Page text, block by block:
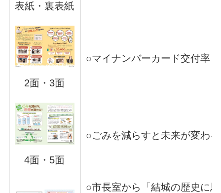
表紙・裏表紙
2面・3面
○マイナンバーカード交付率
4面・5面
○ごみを減らすと未来が変わ
○市長室から「結城の歴史に